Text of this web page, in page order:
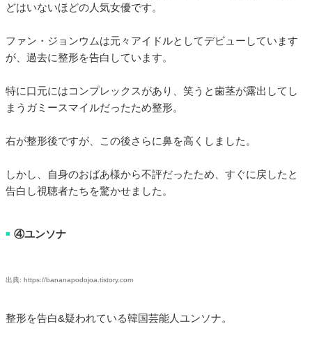
どはいないほどの人気女優です。
ファン・ジョンウムは元々アイドルとしてデビューしています
が、過去に整形を告白しています。
特に口元にはコンプレックスがあり、笑うと歯茎が露出してし
まうガミースマイルだったため整形。
右が整形後ですが、この後さらに鼻を高くしました。
しかし、自身のおばあ様から不評だったため、すぐに戻したと
告白し視聴者たちを驚かせました。
■ ④ユンソナ
出典: https://bananapodojoa.tistory.com
整形を告白&疑われている韓国芸能人ユンソナ。